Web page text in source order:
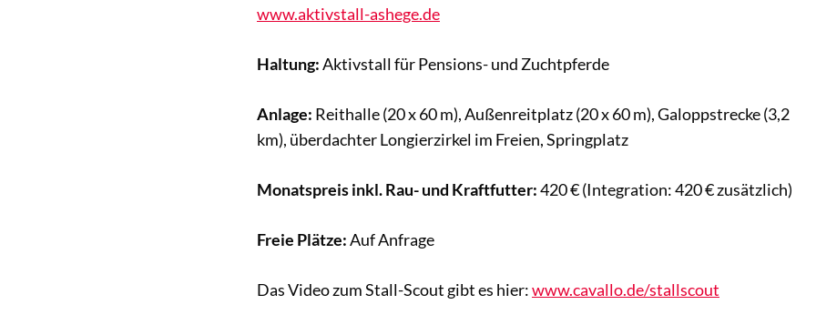
www.aktivstall-ashege.de
Haltung:Aktivstall für Pensions- und Zuchtpferde
Anlage: Reithalle (20 x 60 m), Außenreitplatz (20 x 60 m), Galoppstrecke (3,2
km), überdachter Longierzirkel im Freien, Springplatz
Monatspreis inkl. Rau- und Kraftfutter:420 € (Integration: 420 € zusätzlich)
Freie Plätze:Auf Anfrage
Das Video zum Stall-Scout gibt es hier:www.cavallo.de/stallscout